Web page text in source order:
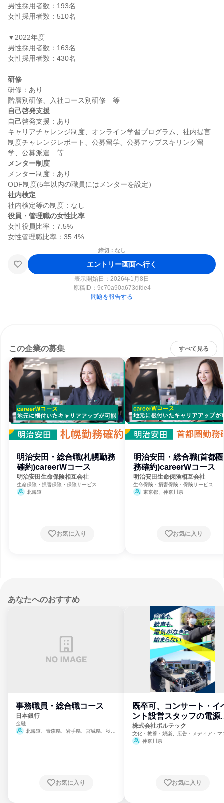
男性採用者数：193名
女性採用者数：510名
▼2022年度
男性採用者数：163名
女性採用者数：430名
研修
研修：あり
自己啓発支援
自己啓発支援：あり
キャリアチャレンジ制度、オンライン学習プログラム、社内提言
制度チャレンジレポート、公募留学、公募アップスキリング留
メンター制度
メンター制度：あり
社内検定
役員・管理職の女性比率
女性役員比率：7.5%
締切：なし
エントリー画面へ行く
表示開始日：2026年1月8日
原稿ID： 9c70a90a673dfde4
問題を報告する
この企業の募集 すべて見る
明治安田・総合職(札幌勤務
確約)careerWコース
明治安田生命保険相互会社
生命保険・損害保険・保険サービス
北海道
お気に入り
明治安田・総合職(首都
務確約)careerWコース
明治安田生命保険相互会社
生命保険・損害保険・保険サービス
東京都、神奈川県
お気に入り
あなたへのおすすめ
事務職員・総合職コース
日本銀行
金融
北海道、青森県、岩手県、宮城県、秋田
崎県、熊本県、大分県、宮崎県、鹿児島県、
お気に入り
既卒可、コンサート・イ
ント設営スタッフの電源
門
株式会社ボルテック
文化・教養・娯楽、広告・メディア・マ
ミ、電力・ガス・水道・エネルギー
神奈川県
お気に入り